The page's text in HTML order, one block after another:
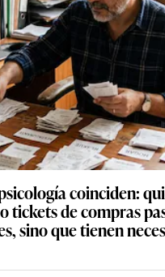
coinciden:
tickets de compras
sino que tienen